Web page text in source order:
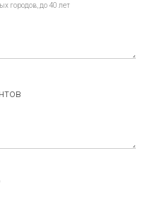
городов, до 40 лет